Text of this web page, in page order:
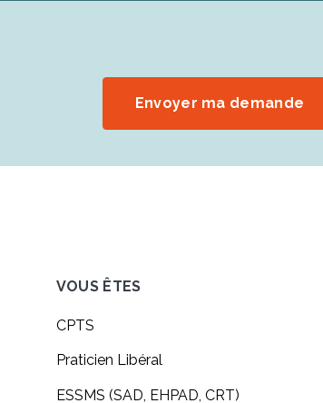
VOUS ÊTES
CPTS
Praticien Libéral
ESSMS (SAD, EHPAD, CRT)